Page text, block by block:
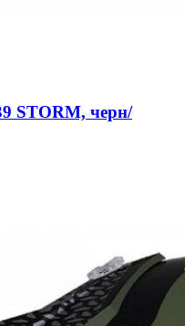
STORM, черн/